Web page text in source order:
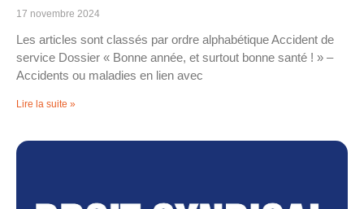
17 novembre 2024
Les articles sont classés par ordre alphabétique Accident de
service Dossier « Bonne année, et surtout bonne santé ! » –
Accidents ou maladies en lien avec
Lire la suite »